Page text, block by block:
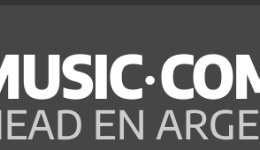
EN